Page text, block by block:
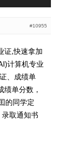
#10955
证,快速拿加
计算机专业
、成绩单
单分数，
的同学定
取通知书